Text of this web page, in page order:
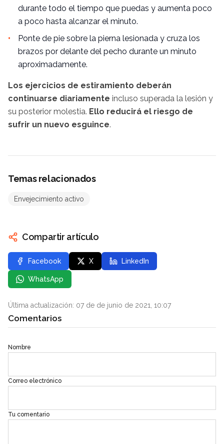
durante todo el tiempo que puedas y aumenta poco
a poco hasta alcanzar el minuto.
Ponte de pie sobre la pierna lesionada y cruza los
brazos por delante del pecho durante un minuto
aproximadamente.
Los ejercicios de estiramiento deberán
continuarse diariamente incluso superada la lesión y
su posterior molestia. Ello reducirá el riesgo de
sufrir un nuevo esguince.
Temas relacionados
Envejecimiento activo
Compartir artículo
Facebook X LinkedIn
WhatsApp
Última actualización: 07 de de junio de 2021, 10:07
Comentarios
Nombre
Correo electrónico
Tu comentario